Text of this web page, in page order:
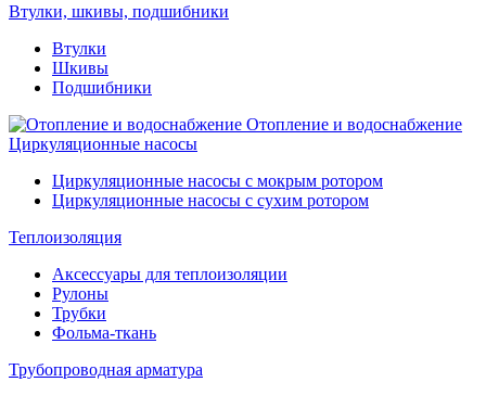
Втулки, шкивы, подшибники
Втулки
Шкивы
Подшибники
Отопление и водоснабжение
Циркуляционные насосы
Циркуляционные насосы с мокрым ротором
Циркуляционные насосы с сухим ротором
Теплоизоляция
Аксессуары для теплоизоляции
Рулоны
Трубки
Фольма-ткань
Трубопроводная арматура